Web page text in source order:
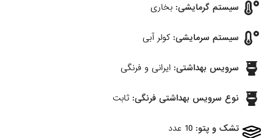
سیستم گرمایشی: بخاری
سیستم سرمایشی: کولر آبی
سرویس بهداشتی: ایرانی و فرنگی
نوع سرویس بهداشتی فرنگی: ثابت
تشک و پتو: 10 عدد